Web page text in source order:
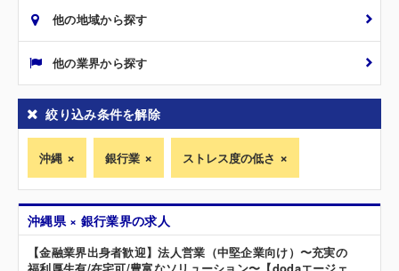
他の地域から探す
他の業界から探す
絞り込み条件を解除
沖縄 銀行業 ストレス度の低さ
沖縄県 × 銀行業界の求人
【金融業界出身者歓迎】法人営業（中堅企業向け）〜充実の